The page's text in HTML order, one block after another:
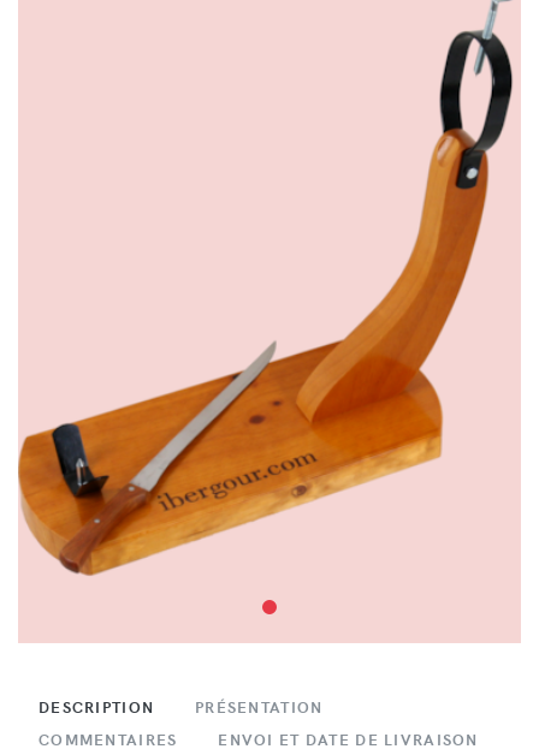
DESCRIPTION
PRÉSENTATION
COMMENTAIRES
ENVOI ET DATE DE LIVRAISON